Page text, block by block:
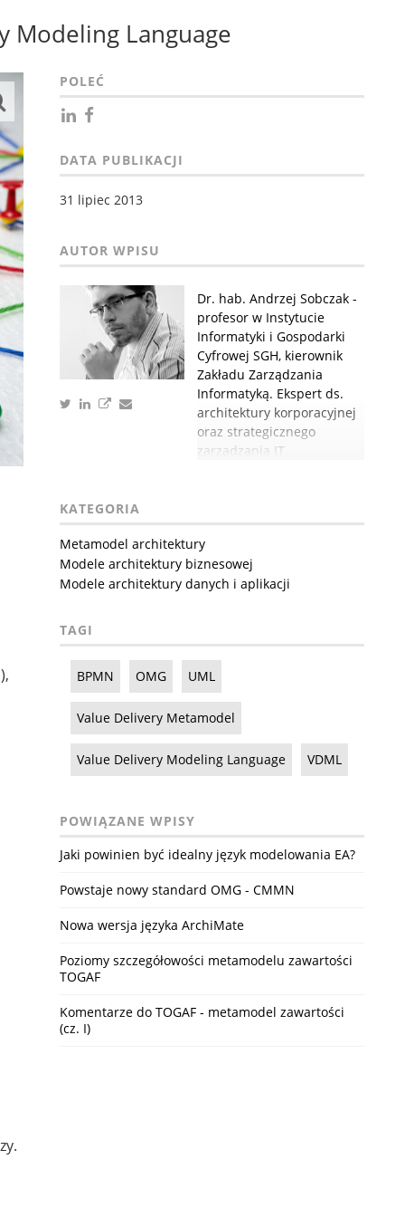
Modeling Language
POLEĆ
DATA PUBLIKACJI
31 lipiec 2013
Dr. hab. Andrzej Sobczak -
profesor w Instytucie
Informatyki i Gospodarki
Cyfrowej SGH, kierownik
Zakładu Zarządzania
Informatyką. Ekspert ds.
architektury korporacyjnej
oraz strategicznego
zarządzania IT.
KATEGORIA
Metamodel architektury
Modele architektury biznesowej
Modele architektury danych i aplikacji
TAGI
BPMN OMG UML
Value Delivery Metamodel
Value Delivery Modeling Language VDML
POWIĄZANE WPISY
Jaki powinien być idealny język modelowania EA?
Powstaje nowy standard OMG - CMMN
Nowa wersja języka ArchiMate
Poziomy szczegółowości metamodelu zawartości
TOGAF
Komentarze do TOGAF - metamodel zawartości
(cz. I)